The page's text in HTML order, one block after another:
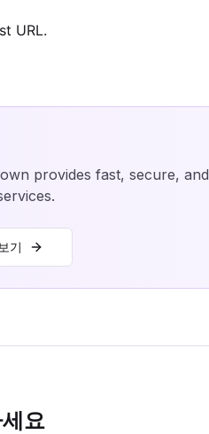
URL.
provides fast, secure, and
기
요